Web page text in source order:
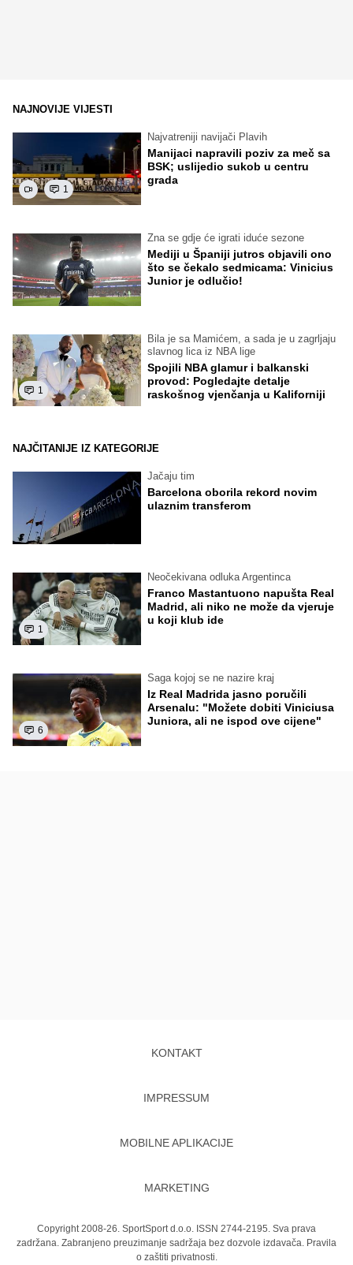
NAJNOVIJE VIJESTI
1
Najvatreniji navijači Plavih
Manijaci napravili poziv za meč sa
BSK; uslijedio sukob u centru
grada
Zna se gdje će igrati iduće sezone
Mediji u Španiji jutros objavili ono
što se čekalo sedmicama: Vinicius
Junior je odlučio!
1
Bila je sa Mamićem, a sada je u zagrljaju
slavnog lica iz NBA lige
Spojili NBA glamur i balkanski
provod: Pogledajte detalje
raskošnog vjenčanja u Kaliforniji
NAJČITANIJE IZ KATEGORIJE
Jačaju tim
Barcelona oborila rekord novim
ulaznim transferom
1
Neočekivana odluka Argentinca
Franco Mastantuono napušta Real
Madrid, ali niko ne može da vjeruje
u koji klub ide
6
Saga kojoj se ne nazire kraj
Iz Real Madrida jasno poručili
Arsenalu: "Možete dobiti Viniciusa
Juniora, ali ne ispod ove cijene"
KONTAKT
IMPRESSUM
MOBILNE APLIKACIJE
MARKETING
Copyright 2008-26. SportSport d.o.o. ISSN 2744-2195. Sva prava
zadržana. Zabranjeno preuzimanje sadržaja bez dozvole izdavača. Pravila
o zaštiti privatnosti.